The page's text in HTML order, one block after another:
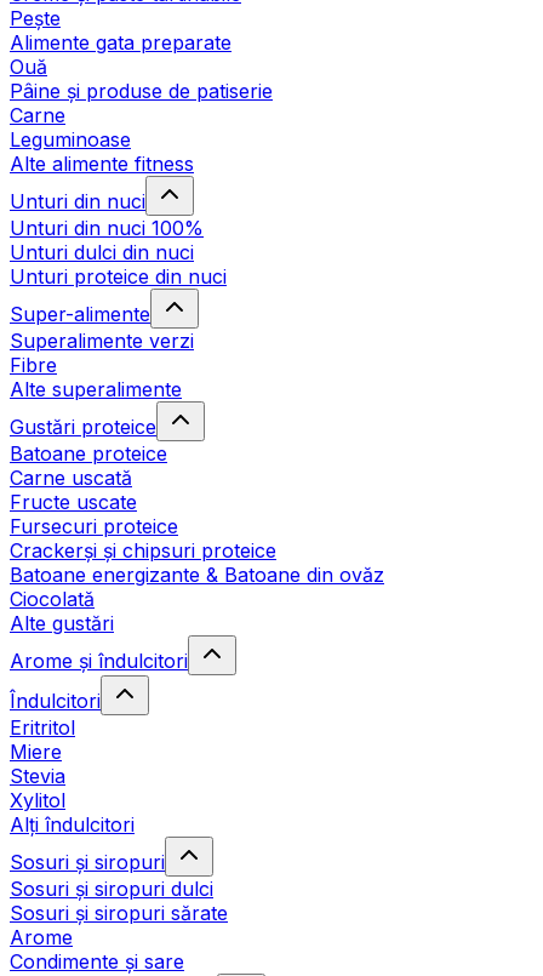
Pește
Alimente gata preparate
Ouă
Pâine și produse de patiserie
Carne
Leguminoase
Alte alimente fitness
Unturi din nuci
Unturi din nuci 100%
Unturi dulci din nuci
Unturi proteice din nuci
Super-alimente
Superalimente verzi
Fibre
Alte superalimente
Gustări proteice
Batoane proteice
Carne uscată
Fructe uscate
Fursecuri proteice
Crackerși și chipsuri proteice
Batoane energizante & Batoane din ovăz
Ciocolată
Alte gustări
Arome și îndulcitori
Îndulcitori
Eritritol
Miere
Stevia
Xylitol
Alți îndulcitori
Sosuri și siropuri
Sosuri și siropuri dulci
Sosuri și siropuri sărate
Arome
Condimente și sare